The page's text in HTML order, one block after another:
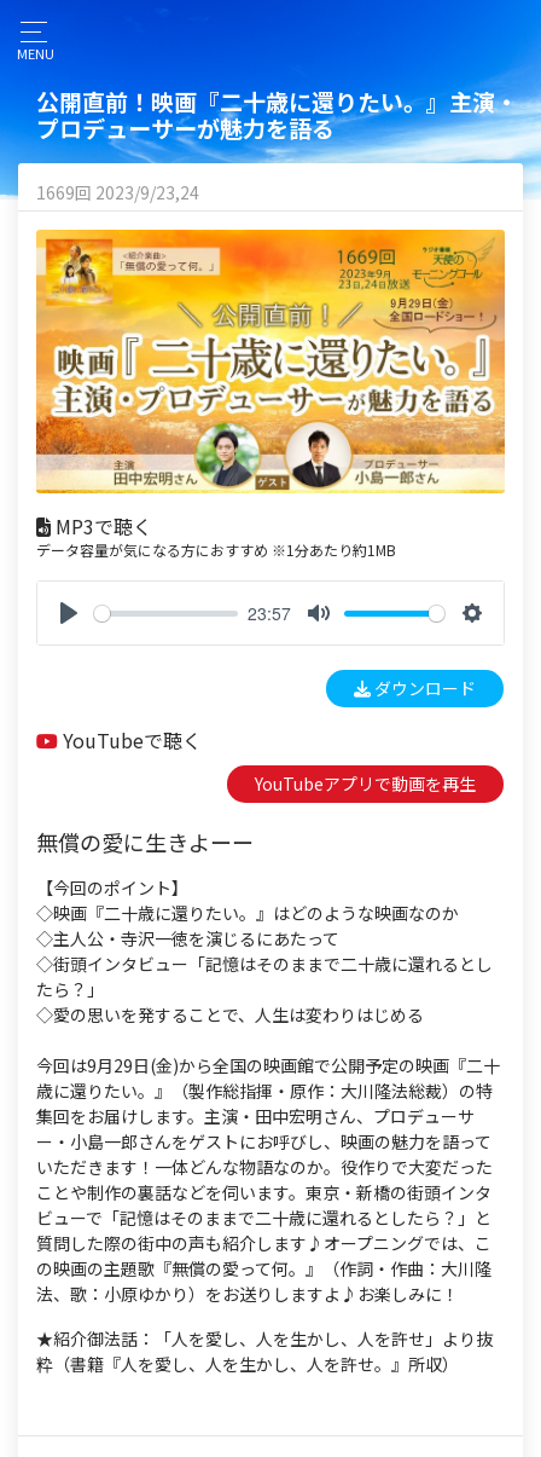
MENU
公開直前！映画『二十歳に還りたい。』主演・
プロデューサーが魅力を語る
1669回 2023/9/23,24
MP3で聴く
データ容量が気になる方におすすめ ※1分あたり約1MB
23:57
e
t
n
g
ダウンロード
YouTubeで聴く
YouTubeアプリで動画を再生
無償の愛に生きよーー
【今回のポイント】
◇映画『二十歳に還りたい。』はどのような映画なのか
◇主人公・寺沢一徳を演じるにあたって
◇街頭インタビュー「記憶はそのままで二十歳に還れるとし
たら？」
◇愛の思いを発することで、人生は変わりはじめる
今回は9月29日(金)から全国の映画館で公開予定の映画『二十
歳に還りたい。』（製作総指揮・原作：大川隆法総裁）の特
集回をお届けします。主演・田中宏明さん、プロデューサ
ー・小島一郎さんをゲストにお呼びし、映画の魅力を語って
いただきます！一体どんな物語なのか。役作りで大変だった
ことや制作の裏話などを伺います。東京・新橋の街頭インタ
ビューで「記憶はそのままで二十歳に還れるとしたら？」と
質問した際の街中の声も紹介します♪オープニングでは、こ
の映画の主題歌『無償の愛って何。』（作詞・作曲：大川隆
法、歌：小原ゆかり）をお送りしますよ♪お楽しみに！
★紹介御法話：「人を愛し、人を生かし、人を許せ」より抜
粋（書籍『人を愛し、人を生かし、人を許せ。』所収）